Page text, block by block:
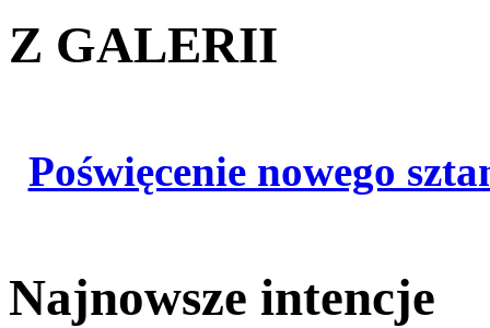
Z GALERII
Poświęcenie nowego
Najnowsze intencje